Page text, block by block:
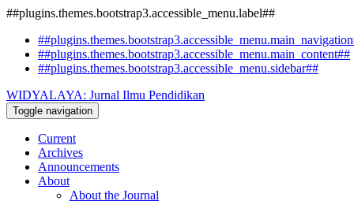
##plugins.themes.bootstrap3.accessible_menu.label##
##plugins.themes.bootstrap3.accessible_menu.main_content##
##plugins.themes.bootstrap3.accessible_menu.sidebar##
WIDYALAYA: Jurnal Ilmu Pendidikan
Toggle navigation
Current
Archives
Announcements
About
About the Journal